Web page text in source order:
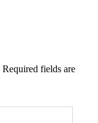
Required fields are